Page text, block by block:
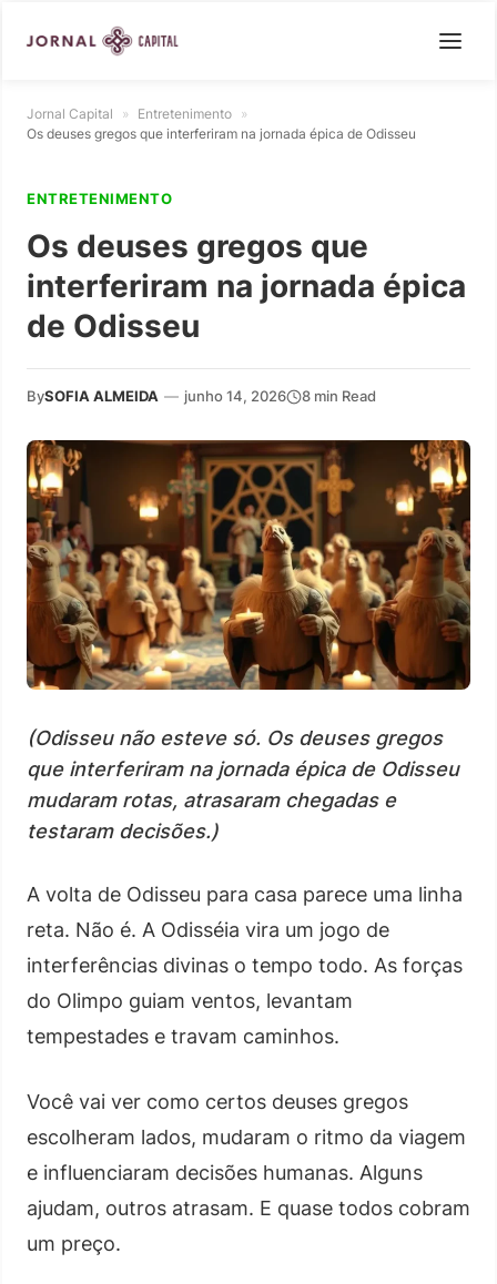
Jornal Capital » Entretenimento »
Os deuses gregos que interferiram na jornada épica de Odisseu
ENTRETENIMENTO
Os deuses gregos que
interferiram na jornada épica
de Odisseu
BySOFIA ALMEIDA — junho 14, 2026 8 min Read
(Odisseu não esteve só. Os deuses gregos
que interferiram na jornada épica de Odisseu
mudaram rotas, atrasaram chegadas e
testaram decisões.)
A volta de Odisseu para casa parece uma linha
reta. Não é. A Odisséia vira um jogo de
interferências divinas o tempo todo. As forças
do Olimpo guiam ventos, levantam
tempestades e travam caminhos.
Você vai ver como certos deuses gregos
escolheram lados, mudaram o ritmo da viagem
e influenciaram decisões humanas. Alguns
ajudam, outros atrasam. E quase todos cobram
um preço.